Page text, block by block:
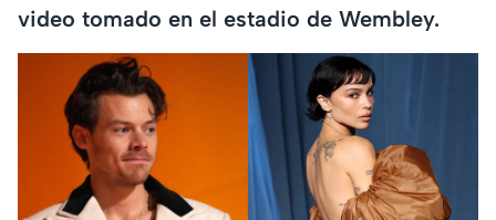
video tomado en el estadio de Wembley.